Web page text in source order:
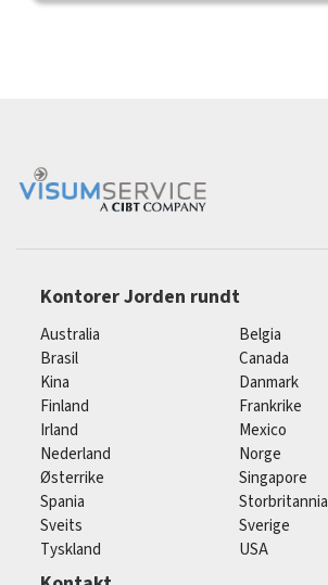
Kontorer Jorden rundt
Australia
Belgia
Brasil
Canada
Kina
Danmark
Finland
Frankrike
Irland
Mexico
Nederland
Norge
Østerrike
Singapore
Spania
Storbritannia
Sveits
Sverige
Tyskland
USA